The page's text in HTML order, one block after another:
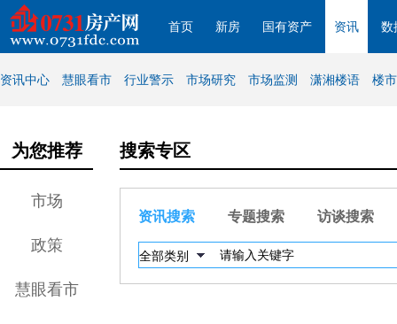
首页 新房 国有资产 资讯 数
资讯中心 慧眼看市 行业警示 市场研究 市场监测 潇湘楼语 楼市
为您推荐
市场
政策
慧眼看市
搜索专区
资讯搜索 专题搜索 访谈搜索